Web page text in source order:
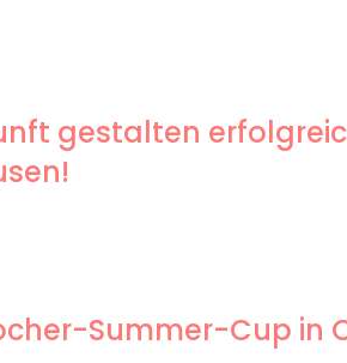
gestalten
Summer-Cup in